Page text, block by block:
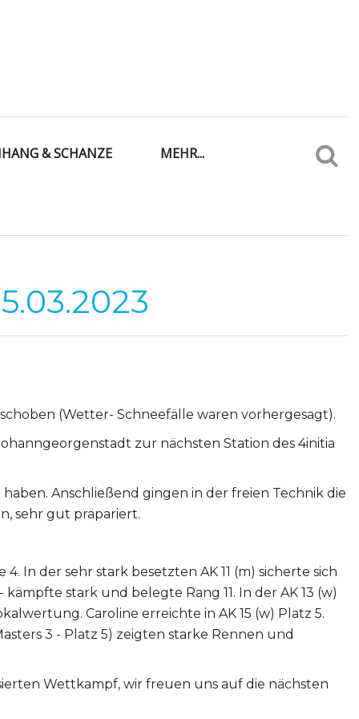
& SCHANZE MEHR...
(Wetter- Schneefälle waren vorhergesagt).
zur nächsten Station des 4initia
Anschließend gingen in der freien Technik die
sehr gut präpariert.
In der sehr stark besetzten AK 11 (m) sicherte sich
kämpfte stark und belegte Rang 11. In der AK 13 (w)
Caroline erreichte in AK 15 (w) Platz 5.
3 - Platz 5) zeigten starke Rennen und
Wettkampf, wir freuen uns auf die nächsten